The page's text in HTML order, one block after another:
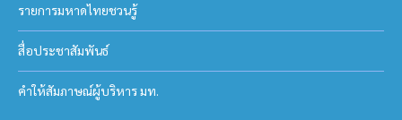
รายการมหาดไทยชวนรู้
สื่อประชาสัมพันธ์
คำให้สัมภาษณ์ผู้บริหาร มท.